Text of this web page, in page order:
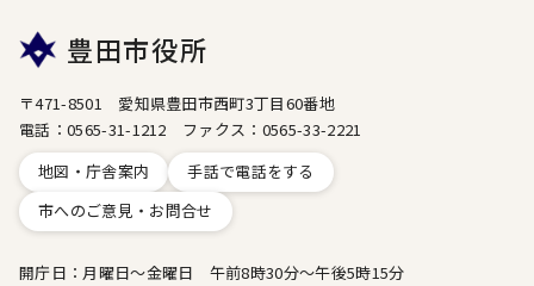
豊田市役所
〒471-8501 愛知県豊田市西町3丁目60番地
電話：0565-31-1212 ファクス：0565-33-2221
地図・庁舎案内
手話で電話をする
市へのご意見・お問合せ
開庁日：月曜日～金曜日 午前8時30分～午後5時15分